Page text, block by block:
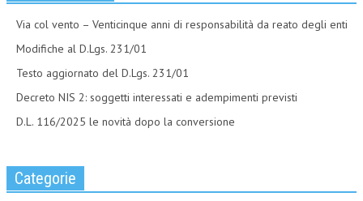
Via col vento – Venticinque anni di responsabilità da reato degli enti
Modifiche al D.Lgs. 231/01
Testo aggiornato del D.Lgs. 231/01
Decreto NIS 2: soggetti interessati e adempimenti previsti
D.L. 116/2025 le novità dopo la conversione
Categorie